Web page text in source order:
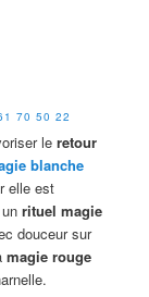
70 50 22
leretour
blanche
elle est
unrituel magie
douceur sur
magie rouge